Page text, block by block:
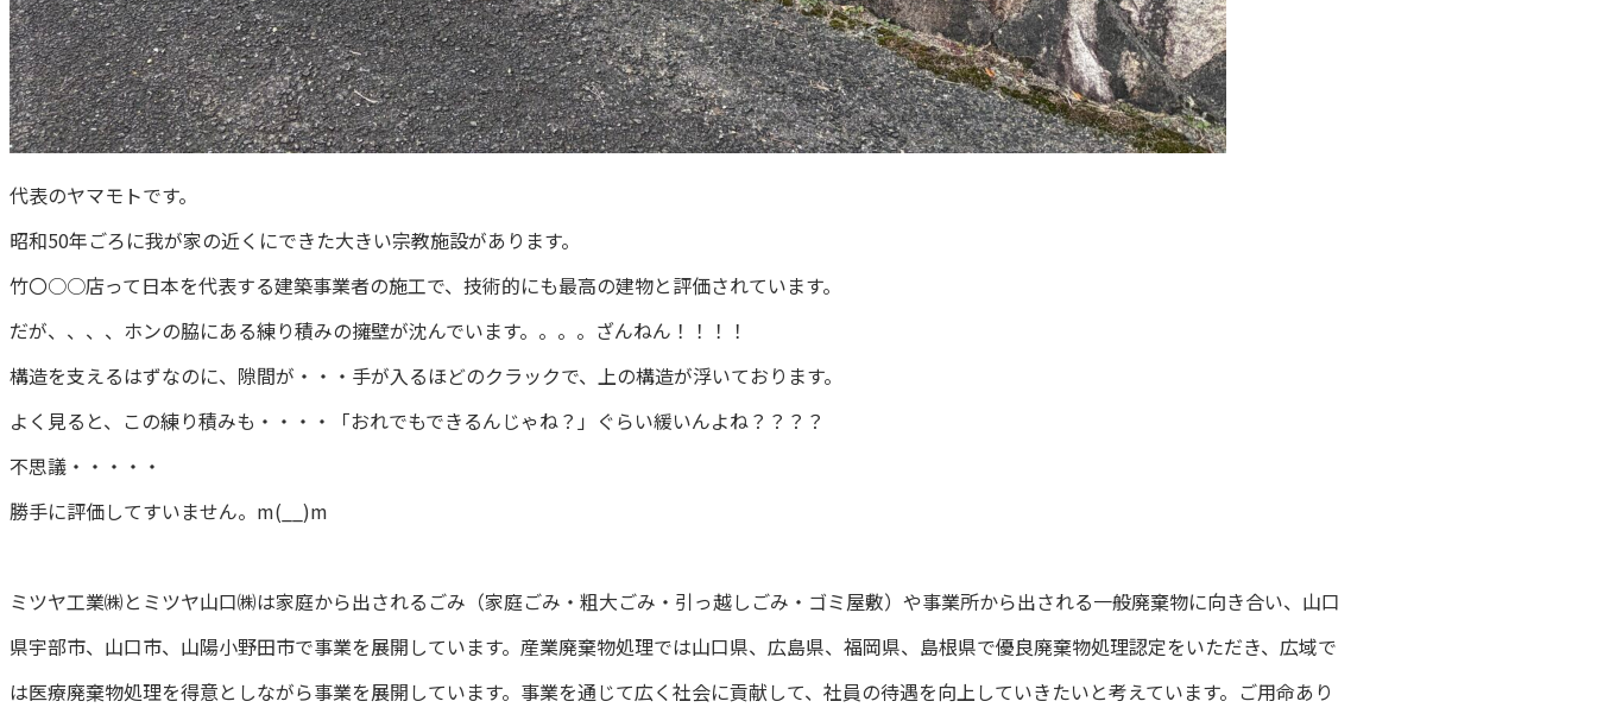
代表のヤマモトです。
昭和50年ごろに我が家の近くにできた大きい宗教施設があります。
竹〇○○店って日本を代表する建築事業者の施工で、技術的にも最高の建物と評価されています。
だが、、、、ホンの脇にある練り積みの擁壁が沈んでいます。。。。ざんねん！！！！
構造を支えるはずなのに、隙間が・・・手が入るほどのクラックで、上の構造が浮いております。
よく見ると、この練り積みも・・・・「おれでもできるんじゃね？」ぐらい緩いんよね？？？？
不思議・・・・・
勝手に評価してすいません。m(__)m
ミツヤ工業㈱とミツヤ山口㈱は家庭から出されるごみ（家庭ごみ・粗大ごみ・引っ越しごみ・ゴミ屋敷）や事業所から出される一般廃棄物に向き合い、山口
県宇部市、山口市、山陽小野田市で事業を展開しています。産業廃棄物処理では山口県、広島県、福岡県、島根県で優良廃棄物処理認定をいただき、広域で
は医療廃棄物処理を得意としながら事業を展開しています。事業を通じて広く社会に貢献して、社員の待遇を向上していきたいと考えています。ご用命あり